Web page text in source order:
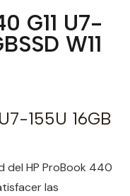
G11 U7-
W11
155U 16GB
del HP ProBook 440
las